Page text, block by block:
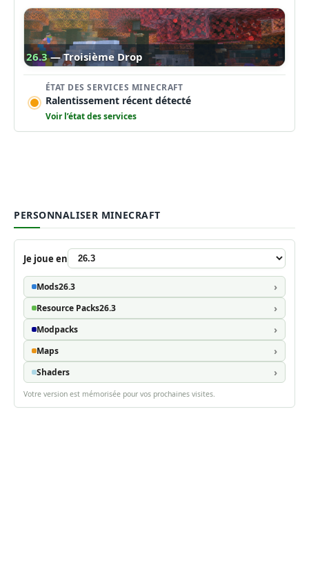
26.3 — Troisième Drop
ÉTAT DES SERVICES MINECRAFT
Ralentissement récent détecté
Voir l’état des services
PERSONNALISER MINECRAFT
Je joue en
Mods26.3
Resource Packs26.3
Modpacks
Maps
Shaders
Votre version est mémorisée pour vos prochaines visites.